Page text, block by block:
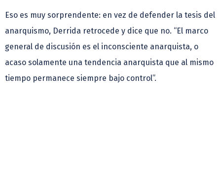
Eso es muy sorprendente: en vez de defender la tesis del
anarquismo, Derrida retrocede y dice que no. “El marco
general de discusión es el inconsciente anarquista, o
acaso solamente una tendencia anarquista que al mismo
tiempo permanece siempre bajo control”.